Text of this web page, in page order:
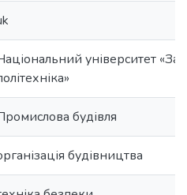
університет
будівля
будівництва